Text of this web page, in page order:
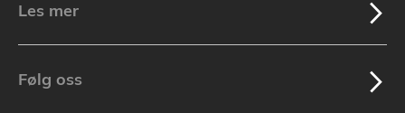
Les mer
Følg oss